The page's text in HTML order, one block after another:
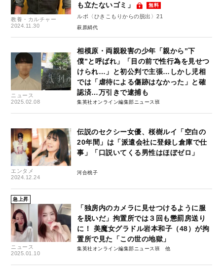
教養・カルチャー
2024.11.30
も立たないゴミ」
無料
ルポ〈ひきこもりからの脱出〉21
萩原絹代
ニュース
2025.02.08
相模原・両親殺害の少年「親から”下
僕”と呼ばれ」「目の前で性行為を見せつ
けられ…」と初公判で主張…しかし児相
では「虐待による傷跡はなかった」と確
認済…万引きで逮捕も
集英社オンライン編集部ニュース班
エンタメ
2024.12.24
伝説のセクシー女優、桜樹ルイ「空白の
20年間」は「派遣会社に登録し倉庫で仕
事」「口説いてくる男性はほぼゼロ」
河合桃子
急上昇
ニュース
2025.01.10
「独房内のカメラに見せつけるように服
を脱いだ」拘置所では３回も懲罰房送り
に！ 美魔女グラドル岩本和子（48）が拘
置所で見た「この世の地獄」
集英社オンライン編集部ニュース班